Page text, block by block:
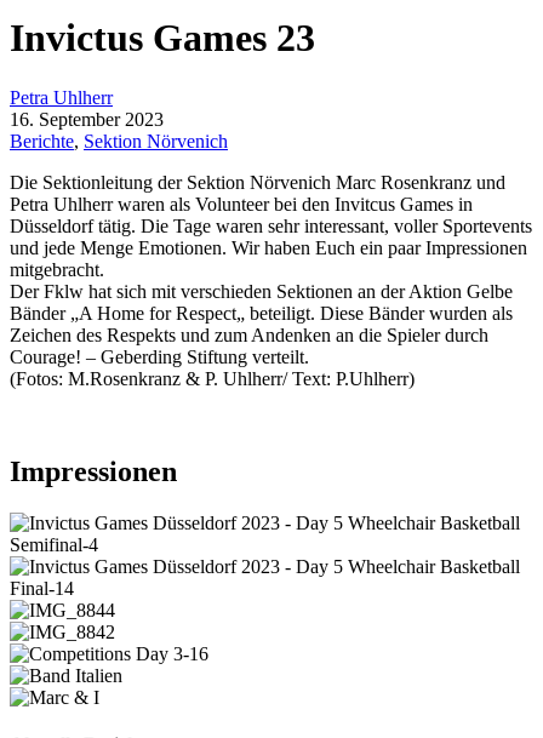
Invictus Games 23
Petra Uhlherr
16. September 2023
Berichte, Sektion Nörvenich
Die Sektionleitung der Sektion Nörvenich Marc Rosenkranz und
Petra Uhlherr waren als Volunteer bei den Invitcus Games in
Düsseldorf tätig. Die Tage waren sehr interessant, voller Sportevents
und jede Menge Emotionen. Wir haben Euch ein paar Impressionen
mitgebracht.
Der Fklw hat sich mit verschieden Sektionen an der Aktion Gelbe
Bänder „A Home for Respect„ beteiligt. Diese Bänder wurden als
Zeichen des Respekts und zum Andenken an die Spieler durch
Courage! – Geberding Stiftung verteilt.
(Fotos: M.Rosenkranz & P. Uhlherr/ Text: P.Uhlherr)
Impressionen